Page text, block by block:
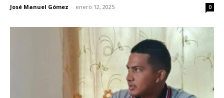
José Manuel Gómez - enero 12, 2025 0